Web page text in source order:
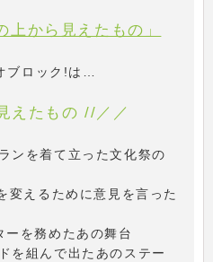
上から見えたもの」
ブロック!は…
えたもの //／／
ンを着て立った文化祭の
変えるために意見を言った
を務めたあの舞台
を組んで出たあのステー